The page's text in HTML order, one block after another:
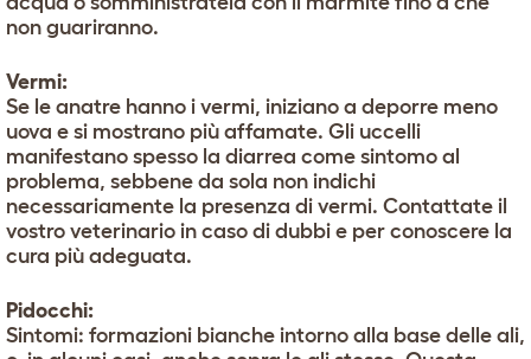
non guariranno.
Vermi:
Se le anatre hanno i vermi, iniziano a deporre meno
uova e si mostrano più affamate. Gli uccelli
manifestano spesso la diarrea come sintomo al
problema, sebbene da sola non indichi
necessariamente la presenza di vermi. Contattate il
vostro veterinario in caso di dubbi e per conoscere la
cura più adeguata.
Pidocchi:
Sintomi: formazioni bianche intorno alla base delle ali,